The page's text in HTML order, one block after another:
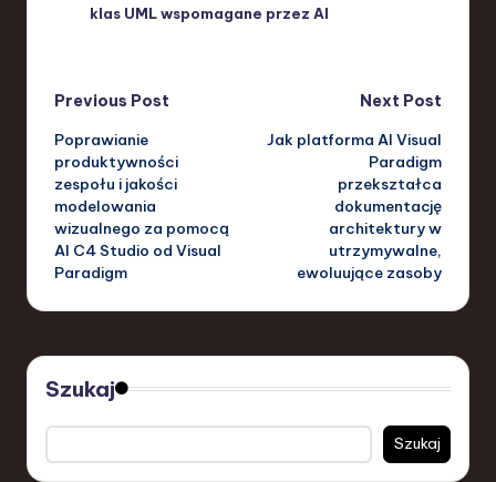
klas UML wspomagane przez AI
Post
navigation
Previous Post
Poprawianie
produktywności
zespołu i jakości
modelowania
wizualnego za pomocą
AI C4 Studio od Visual
Paradigm
Next Post
Jak platforma AI Visual
Paradigm
przekształca
dokumentację
architektury w
utrzymywalne,
ewoluujące zasoby
Szukaj
Szukaj